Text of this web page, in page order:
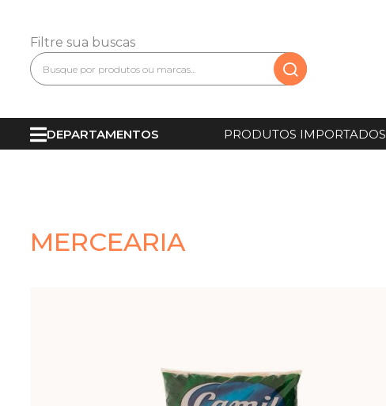
Filtre sua buscas
DEPARTAMENTOS PRODUTOS IMPORTADOS
MERCEARIA